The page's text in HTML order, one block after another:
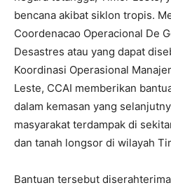
bencana akibat siklon tropis.
Coordenacao Operacional De
Desastres atau yang dapat
Koordinasi Operasional
Leste, CCAI memberikan
dalam kemasan yang
masyarakat terdampak di
dan tanah longsor di wilayah
Bantuan tersebut